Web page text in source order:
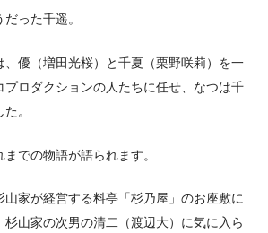
った千遥。
、優（増田光桜）と千夏（栗野咲莉）を一
プロダクションの人たちに任せ、なつは千
。
での物語が語られます。
家が経営する料亭「杉乃屋」のお座敷に
山家の次男の清二（渡辺大）に気に入ら